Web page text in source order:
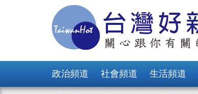
政治頻道 社會頻道 生活頻道